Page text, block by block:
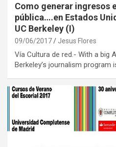
Como generar ingresos
pública….en Estados
UC Berkeley (I)
09/06/2017 Jesus Flores
Vía Cultura de red.- With a big
Berkeley’s journalism program